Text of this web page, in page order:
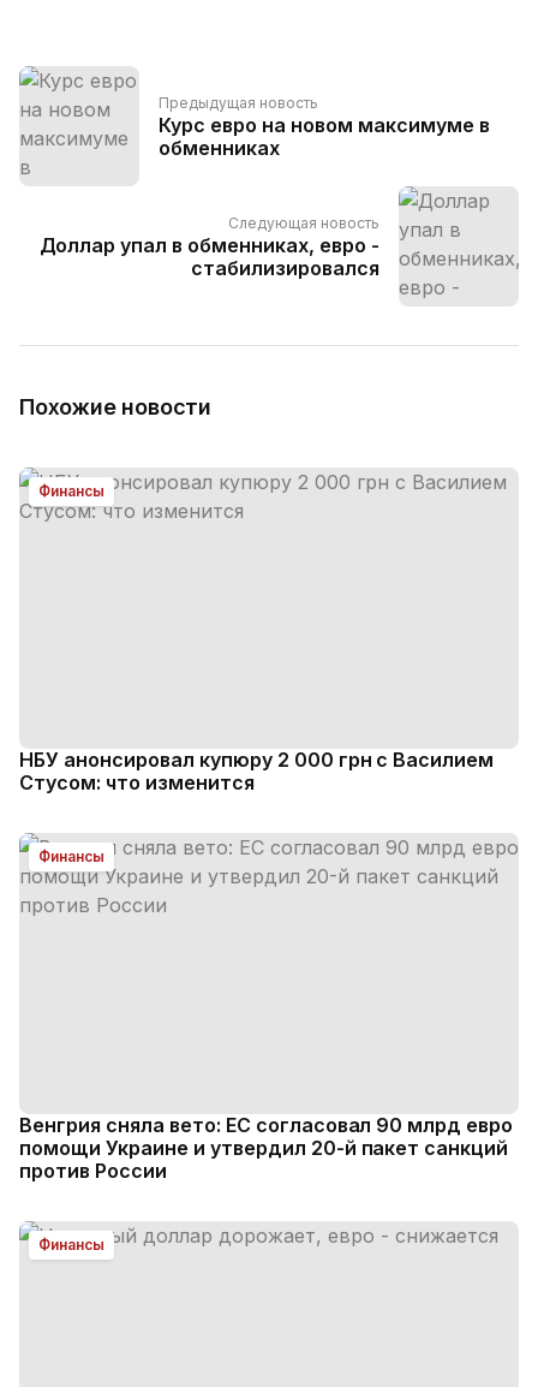
Предыдущая новость
Курс евро на новом максимуме в
обменниках
Следующая новость
Доллар упал в обменниках, евро -
стабилизировался
Похожие новости
Финансы
НБУ анонсировал купюру 2 000 грн с Василием
Стусом: что изменится
Финансы
Венгрия сняла вето: ЕС согласовал 90 млрд евро
помощи Украине и утвердил 20-й пакет санкций
против России
Финансы